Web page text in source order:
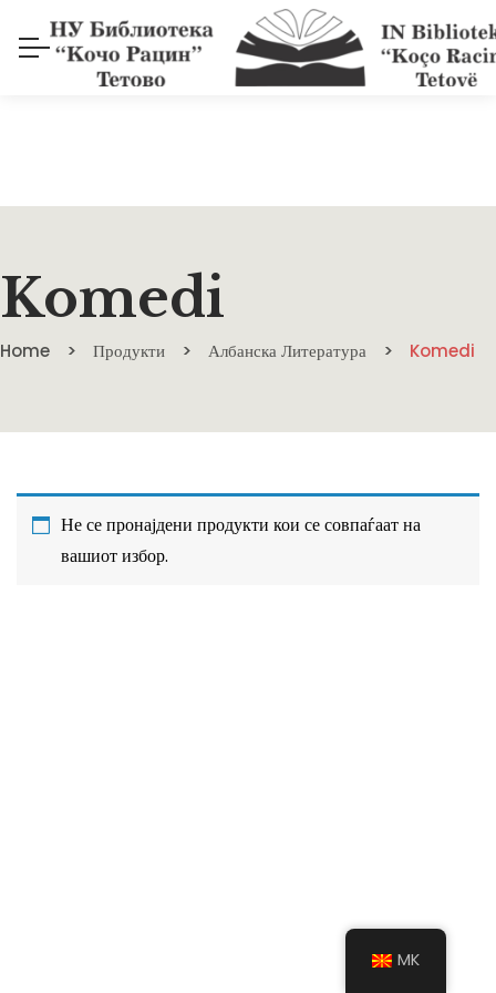
Komedi
Home Продукти Албанска Литература Komedi
Не се пронајдени продукти кои се совпаѓаат на
вашиот избор.
MK